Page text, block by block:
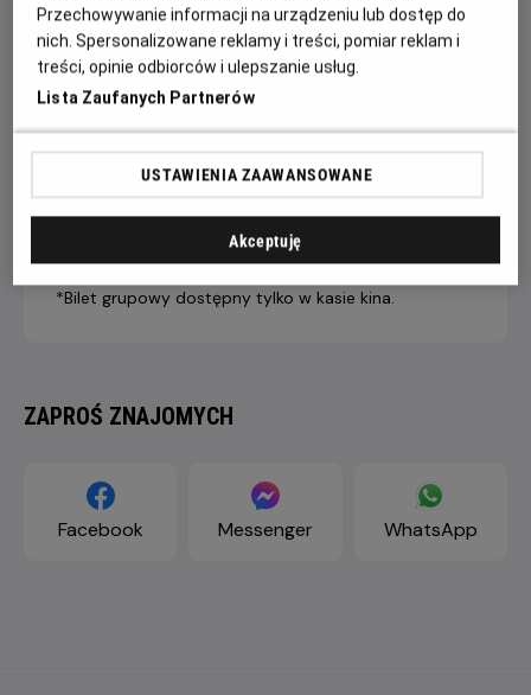
7 dni +
do seansu
4-6 dni
LIVE STREAM
PREMIUM
43,90 ZŁ 46,90 ZŁ 49,90 ZŁ
*Bilet grupowy dostępny tylko w kasie kina.
ZAPROŚ ZNAJOMYCH
Facebook Messenger WhatsApp
Przechowywanie informacji na urządzeniu lub dostęp do
nich. Spersonalizowane reklamy i treści, pomiar reklam i
treści, opinie odbiorców i ulepszanie usług.
Lista Zaufanych Partnerów
USTAWIENIA ZAAWANSOWANE
Akceptuję